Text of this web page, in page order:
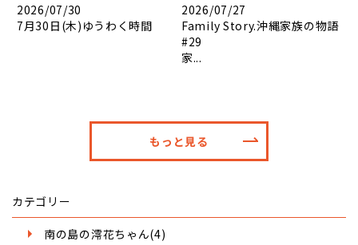
2026/07/30
7月30日(木)ゆうわく時間
2026/07/27
Family Story.沖縄家族の物語
#29
家...
もっと見る
カテゴリー
南の島の澪花ちゃん(4)